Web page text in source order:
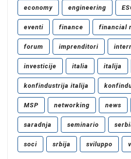
economy engineering
eventi finance financial
forum imprenditori
investicije italia italija
konfindustrija italija
MSP networking news
saradnja seminario
soci srbija sviluppo